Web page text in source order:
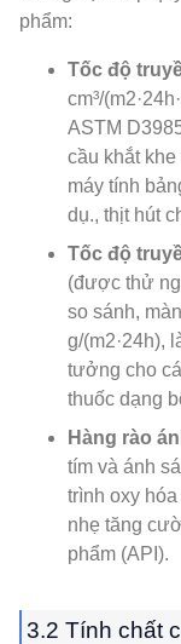
phẩm:
Tốc độ
cm³/
ASTM
cầu khắt
máy tính
dụ., thịt hút
Tốc độ
(được thử
so sánh,
g/(m2·24h),
tưởng cho
thuốc dạng
Hàng rào
tím và ánh
trình oxy
nhẹ tăng
phẩm (API).
3.2 Tính chất